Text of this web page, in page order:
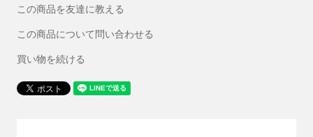
この商品を友達に教える
この商品について問い合わせる
買い物を続ける